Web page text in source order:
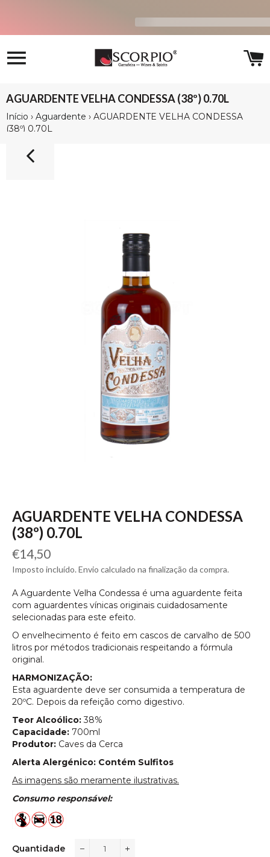
AGUARDENTE VELHA CONDESSA (38º) 0.70L
Início › Aguardente › AGUARDENTE VELHA CONDESSA
(38º) 0.70L
13%
AGUARDENTE VELHA CONDESSA
(38º) 0.70L
Preço
normal
€14,50
Imposto incluído. Envio calculado na finalização da compra.
A Aguardente Velha Condessa é uma aguardente feita
com aguardentes vínicas originais cuidadosamente
selecionadas para este efeito.
O envelhecimento é feito em cascos de carvalho de 500
litros por métodos tradicionais respeitando a fórmula
original.
HARMONIZAÇÃO:
Esta aguardente deve ser consumida a temperatura de
20ºC. Depois da refeição como digestivo.
Teor Alcoólico:38%
Capacidade: 700ml
Produtor: Caves da Cerca
Alerta Alergénico: Contém Sulfitos
As imagens são meramente ilustrativas.
Consumo responsável:
Quantidade